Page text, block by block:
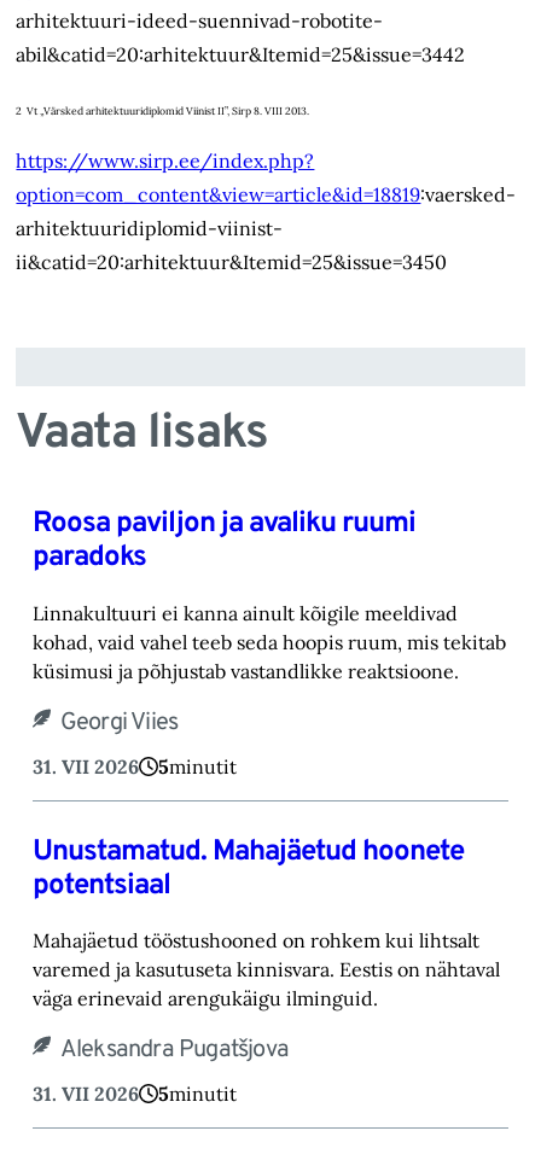
arhitektuuri-ideed-suennivad-robotite-
abil&catid=20:arhitektuur&Itemid=25&issue=3442
2 Vt „Värsked arhitektuuridiplomid Viinist II”, Sirp 8. VIII 2013.
https://www.sirp.ee/index.php?
option=com_content&view=article&id=18819:vaersked-
arhitektuuridiplomid-viinist-
ii&catid=20:arhitektuur&Itemid=25&issue=3450
Vaata lisaks
Roosa paviljon ja avaliku ruumi
paradoks
Linnakultuuri ei kanna ainult kõigile meeldivad
kohad, vaid vahel teeb seda hoopis ruum, mis tekitab
küsimusi ja põhjustab vastandlikke reaktsioone.
Georgi Viies
31. VII 2026 5minutit
Unustamatud. Mahajäetud hoonete
potentsiaal
Mahajäetud tööstushooned on rohkem kui lihtsalt
varemed ja kasutuseta kinnisvara. Eestis on nähtaval
väga erinevaid arengukäigu ilminguid.
Aleksandra Pugatšjova
31. VII 2026 5minutit